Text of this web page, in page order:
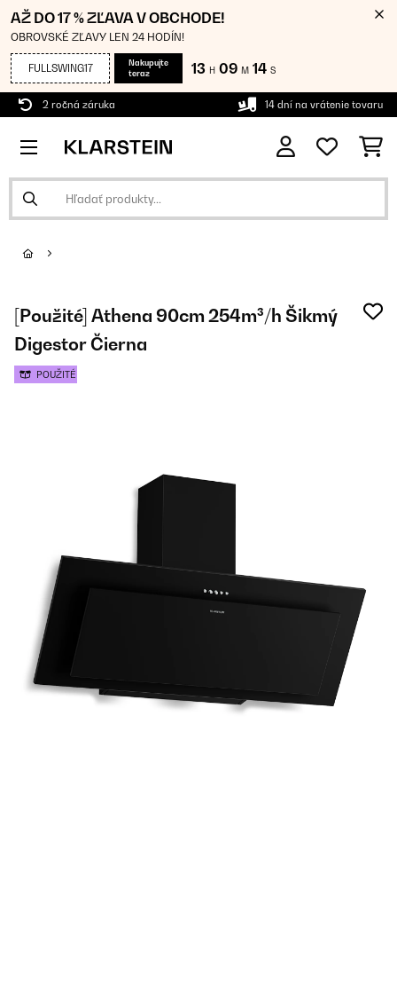
AŽ DO 17 % ZĽAVA V OBCHODE!
OBROVSKÉ ZĽAVY LEN 24 HODÍN!
FULLSWING17
Nakupujte
teraz
13 H 09 M 13 S
2 ročná záruka 14 dní na vrátenie tovaru
[Použité] Athena 90cm 254m³/h Šikmý
Digestor Čierna
POUŽITÉ